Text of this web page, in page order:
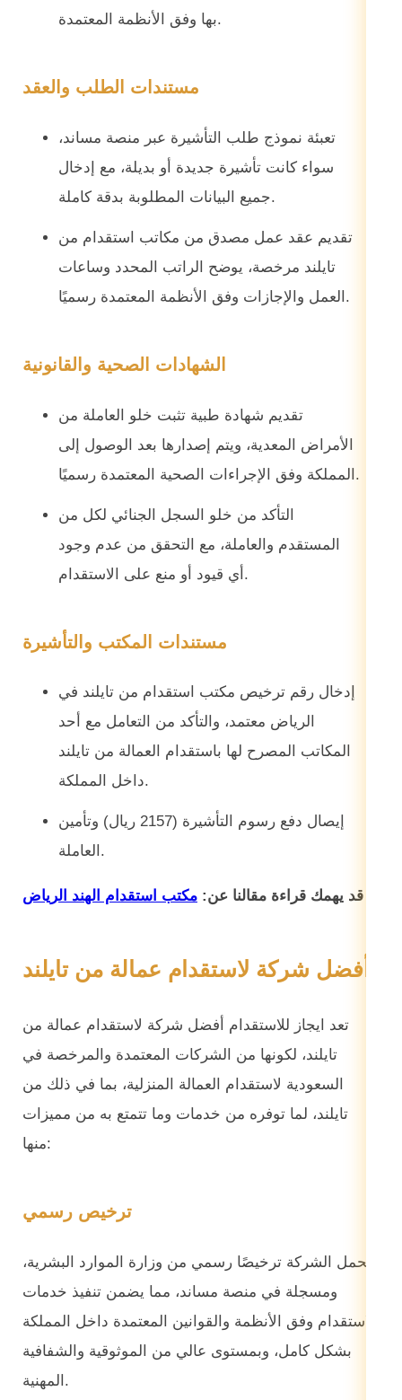
بها وفق الأنظمة المعتمدة.
مستندات الطلب والعقد
تعبئة نموذج طلب التأشيرة عبر منصة مساند،
سواء كانت تأشيرة جديدة أو بديلة، مع إدخال
جميع البيانات المطلوبة بدقة كاملة.
تقديم عقد عمل مصدق من مكاتب استقدام من
تايلند مرخصة، يوضح الراتب المحدد وساعات
العمل والإجازات وفق الأنظمة المعتمدة رسميًا.
الشهادات الصحية والقانونية
تقديم شهادة طبية تثبت خلو العاملة من
الأمراض المعدية، ويتم إصدارها بعد الوصول إلى
المملكة وفق الإجراءات الصحية المعتمدة رسميًا.
التأكد من خلو السجل الجنائي لكل من
المستقدم والعاملة، مع التحقق من عدم وجود
أي قيود أو منع على الاستقدام.
مستندات المكتب والتأشيرة
إدخال رقم ترخيص مكتب استقدام من تايلند في
الرياض معتمد، والتأكد من التعامل مع أحد
المكاتب المصرح لها باستقدام العمالة من تايلند
داخل المملكة.
إيصال دفع رسوم التأشيرة (2157 ريال) وتأمين
العاملة.
قد يهمك قراءة مقالنا عن: مكتب استقدام الهند الرياض
أفضل شركة لاستقدام عمالة من تايلند
تعد ايجاز للاستقدام أفضل شركة لاستقدام عمالة من
تايلند، لكونها من الشركات المعتمدة والمرخصة في
السعودية لاستقدام العمالة المنزلية، بما في ذلك من
تايلند، لما توفره من خدمات وما تتمتع به من مميزات
منها:
ترخيص رسمي
تحمل الشركة ترخيصًا رسمي من وزارة الموارد البشرية،
ومسجلة في منصة مساند، مما يضمن تنفيذ خدمات
الاستقدام وفق الأنظمة والقوانين المعتمدة داخل المملكة
بشكل كامل، وبمستوى عالي من الموثوقية والشفافية
المهنية.